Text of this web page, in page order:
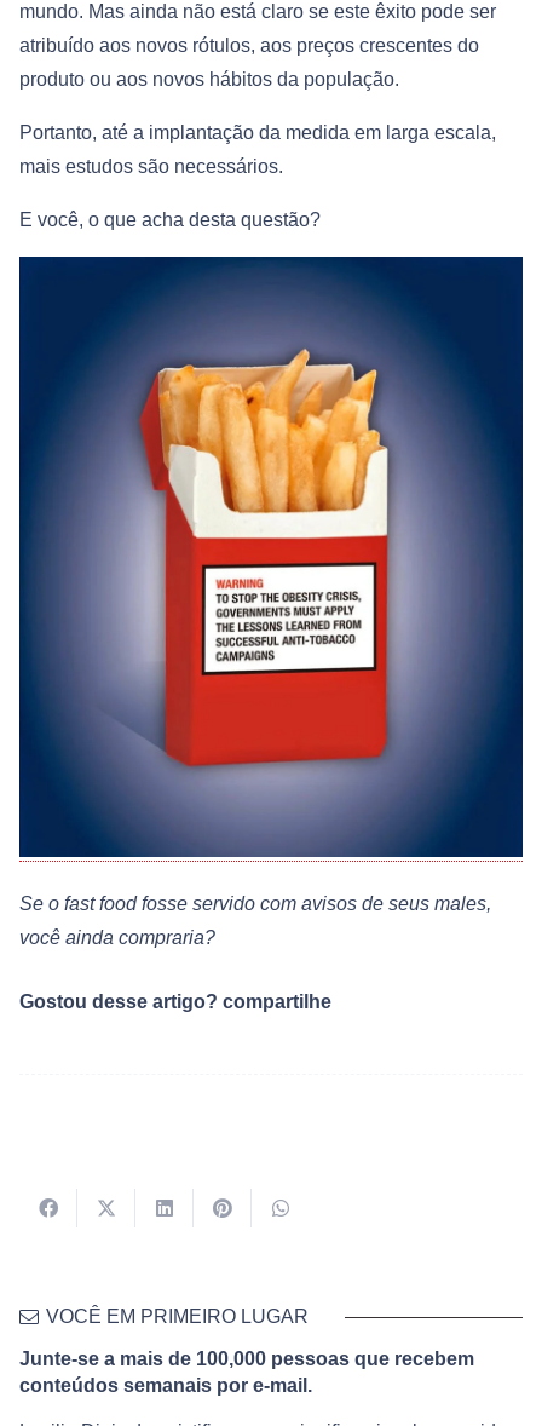
mundo. Mas ainda não está claro se este êxito pode ser
atribuído aos novos rótulos, aos preços crescentes do
produto ou aos novos hábitos da população.
Portanto, até a implantação da medida em larga escala,
mais estudos são necessários.
E você, o que acha desta questão?
Se o fast food fosse servido com avisos de seus males,
você ainda compraria?
Gostou desse artigo? compartilhe
VOCÊ EM PRIMEIRO LUGAR
Junte-se a mais de 100,000 pessoas que recebem
conteúdos semanais por e-mail.